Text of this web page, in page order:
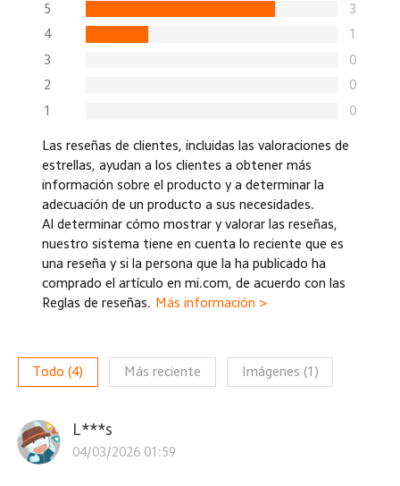
5
3
4
1
3
0
2
0
1
0
Las reseñas de clientes, incluidas las valoraciones de
estrellas, ayudan a los clientes a obtener más
información sobre el producto y a determinar la
adecuación de un producto a sus necesidades.
Al determinar cómo mostrar y valorar las reseñas,
nuestro sistema tiene en cuenta lo reciente que es
una reseña y si la persona que la ha publicado ha
comprado el artículo en mi.com, de acuerdo con las
Reglas de reseñas. Más información >
Todo (4) Más reciente Imágenes (1 )
L***s
04/03/2026 01:59